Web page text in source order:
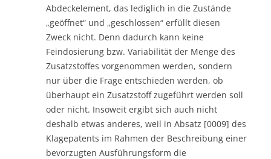
Abdeckelement, das lediglich in die Zustände
„geöffnet“ und „geschlossen“ erfüllt diesen
Zweck nicht. Denn dadurch kann keine
Feindosierung bzw. Variabilität der Menge des
Zusatzstoffes vorgenommen werden, sondern
nur über die Frage entschieden werden, ob
überhaupt ein Zusatzstoff zugeführt werden soll
oder nicht. Insoweit ergibt sich auch nicht
deshalb etwas anderes, weil in Absatz [0009] des
Klagepatents im Rahmen der Beschreibung einer
bevorzugten Ausführungsform die